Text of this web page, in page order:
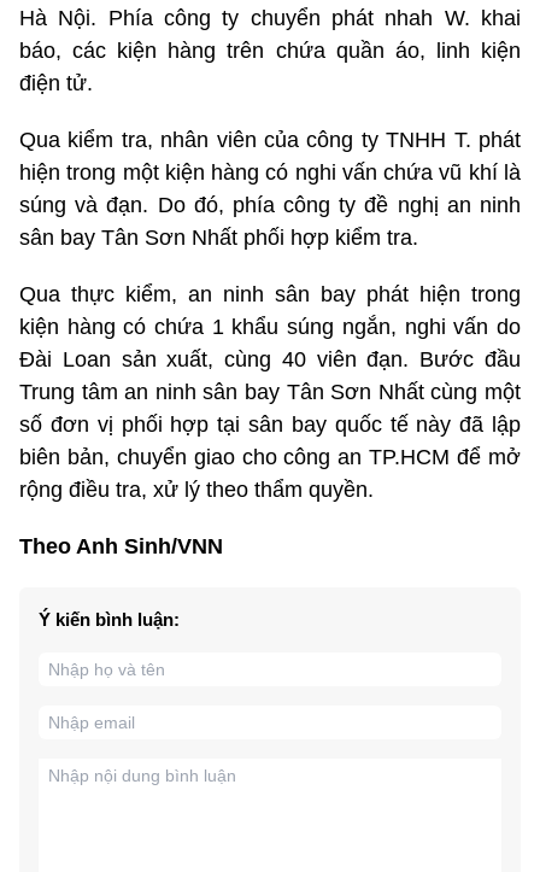
Hà Nội. Phía công ty chuyển phát nhah W. khai
báo, các kiện hàng trên chứa quần áo, linh kiện
điện tử.
Qua kiểm tra, nhân viên của công ty TNHH T. phát
hiện trong một kiện hàng có nghi vấn chứa vũ khí là
súng và đạn. Do đó, phía công ty đề nghị an ninh
sân bay Tân Sơn Nhất phối hợp kiểm tra.
Qua thực kiểm, an ninh sân bay phát hiện trong
kiện hàng có chứa 1 khẩu súng ngắn, nghi vấn do
Đài Loan sản xuất, cùng 40 viên đạn. Bước đầu
Trung tâm an ninh sân bay Tân Sơn Nhất cùng một
số đơn vị phối hợp tại sân bay quốc tế này đã lập
biên bản, chuyển giao cho công an TP.HCM để mở
rộng điều tra, xử lý theo thẩm quyền.
Theo Anh Sinh/VNN
Ý kiến bình luận: